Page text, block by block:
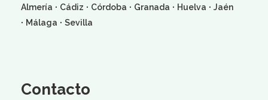
Almería · Cádiz · Córdoba · Granada · Huelva · Jaén
· Málaga · Sevilla
Contacto